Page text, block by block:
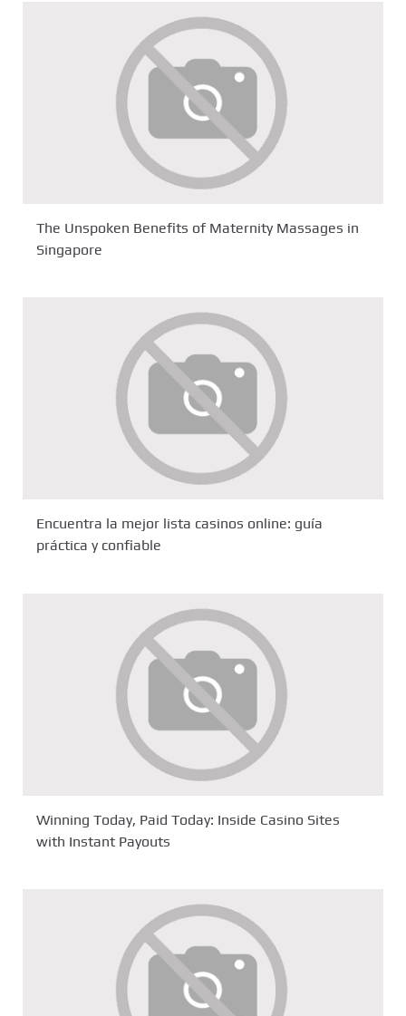
The Unspoken Benefits of Maternity Massages in
Singapore
Encuentra la mejor lista casinos online: guía
práctica y confiable
Winning Today, Paid Today: Inside Casino Sites
with Instant Payouts